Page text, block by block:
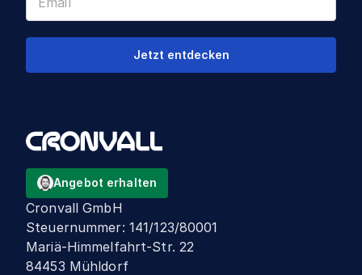
Jetzt entdecken
Angebot erhalten
Cronvall GmbH
Steuernummer: 141/123/80001
Mariä-Himmelfahrt-Str. 22
84453 Mühldorf